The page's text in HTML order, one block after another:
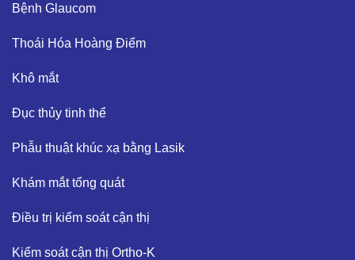
Bệnh Glaucom​
Thoái Hóa Hoàng Điểm​
Khô mắt​
Đục thủy tinh thể ​
Phẫu thuật khúc xạ bằng Lasik​
Khám mắt tổng quát​
Điều trị kiểm soát cận thị ​
Kiểm soát cận thị Ortho-K​